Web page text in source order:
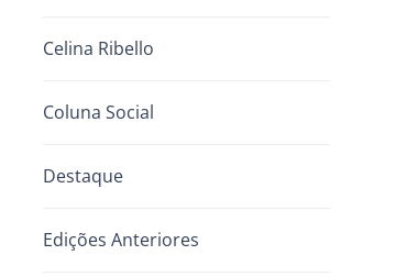
Celina Ribello
Coluna Social
Destaque
Edições Anteriores